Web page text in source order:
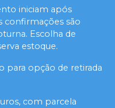
iniciam após
confirmações são
Escolha de
estoque.
para opção de retirada
com parcela